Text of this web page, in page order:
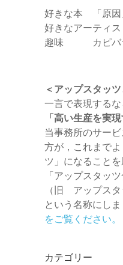
好きな本 「原因
好きなアーティ
趣味 カピバラ
＜アップスタッ
一言で表現するな
「高い生産を実
当事務所のサー
方が，これまで
ツ」になることを
「アップスタッ
（旧 アップスタ
という名称にしま
をご覧ください。
カテゴリー